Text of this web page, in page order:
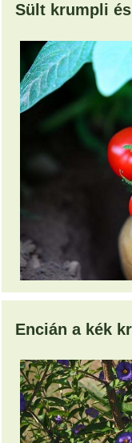
Sült krumpli
Encián a kék